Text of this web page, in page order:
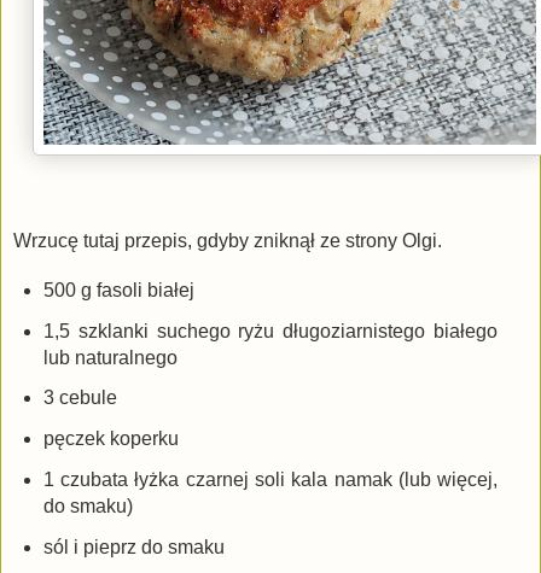
Wrzucę tutaj przepis, gdyby zniknął ze strony Olgi.
500 g fasoli białej
1,5 szklanki suchego ryżu długoziarnistego białego
lub naturalnego
3 cebule
pęczek koperku
1 czubata łyżka czarnej soli kala namak (lub więcej,
do smaku)
sól i pieprz do smaku